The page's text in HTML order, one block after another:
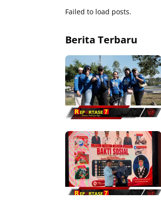
Failed to load posts.
Berita Terbaru